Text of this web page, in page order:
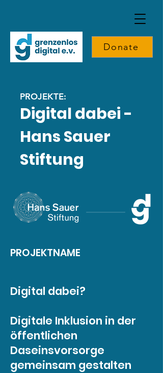
Donate
PROJEKTE:
Digital dabei -
Hans Sauer
Stiftung
PROJEKTNAME
Digital dabei?
Digitale Inklusion in der
öffentlichen
Daseinsvorsorge
gemeinsam gestalten